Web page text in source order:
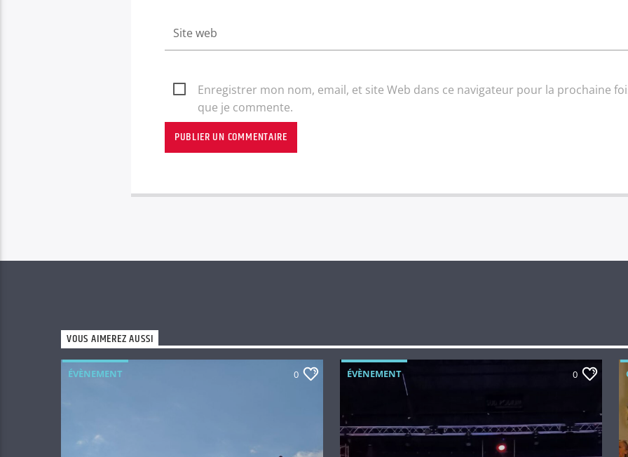
Enregistrer mon nom, email, et site Web dans ce navigateur pour la prochaine
que je commente.
VOUS AIMEREZ AUSSI
ÉVÈNEMENT 0 ÉVÈNEMENT 0